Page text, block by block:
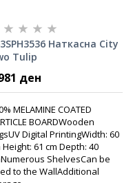
Наткасна City
Tulip
ден
MELAMINE COATED
BOARDWooden
Digital PrintingWidth: 60
Height: 61 cm Depth: 40
ShelvesCan be
to the WallAdditional